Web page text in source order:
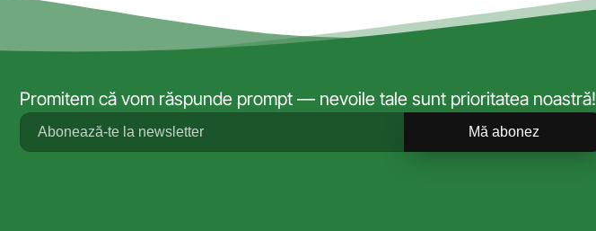
Promitem că vom răspunde prompt — nevoile tale sunt prioritatea noastră!
Mă abonez